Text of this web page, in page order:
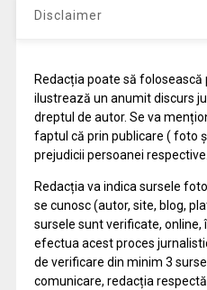
Disclaimer
Redacția poate să
ilustrează un anumit discurs
dreptul de autor. Se va
faptul că prin publicare ( foto
prejudicii persoanei respective.
Redacția va indica sursele
se cunosc (autor, site, blog,
sursele sunt verificate, online,
efectua acest proces
de verificare din minim 3
comunicare, redacția